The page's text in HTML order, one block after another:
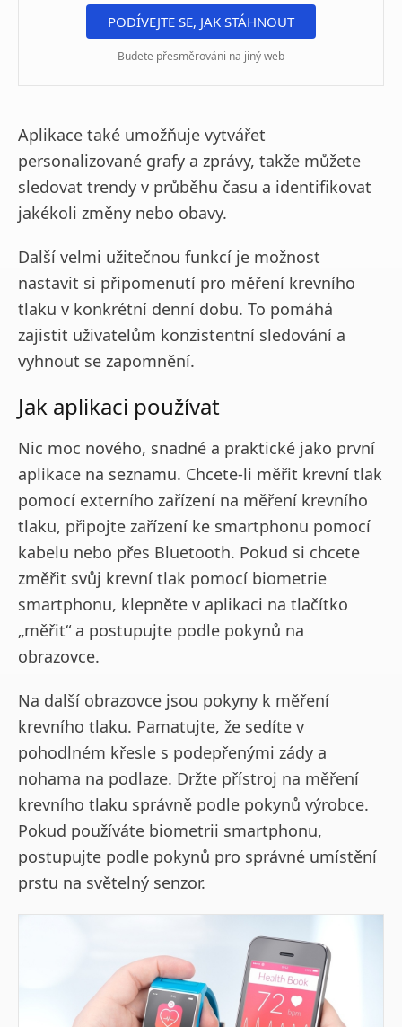
PODÍVEJTE SE, JAK STÁHNOUT
Budete přesměrováni na jiný web
Aplikace také umožňuje vytvářet
personalizované grafy a zprávy, takže můžete
sledovat trendy v průběhu času a identifikovat
jakékoli změny nebo obavy.
Další velmi užitečnou funkcí je možnost
nastavit si připomenutí pro měření krevního
tlaku v konkrétní denní dobu. To pomáhá
zajistit uživatelům konzistentní sledování a
vyhnout se zapomnění.
Jak aplikaci používat
Nic moc nového, snadné a praktické jako první
aplikace na seznamu. Chcete-li měřit krevní tlak
pomocí externího zařízení na měření krevního
tlaku, připojte zařízení ke smartphonu pomocí
kabelu nebo přes Bluetooth. Pokud si chcete
změřit svůj krevní tlak pomocí biometrie
smartphonu, klepněte v aplikaci na tlačítko
„měřit“ a postupujte podle pokynů na
obrazovce.
Na další obrazovce jsou pokyny k měření
krevního tlaku. Pamatujte, že sedíte v
pohodlném křesle s podepřenými zády a
nohama na podlaze. Držte přístroj na měření
krevního tlaku správně podle pokynů výrobce.
Pokud používáte biometrii smartphonu,
postupujte podle pokynů pro správné umístění
prstu na světelný senzor.